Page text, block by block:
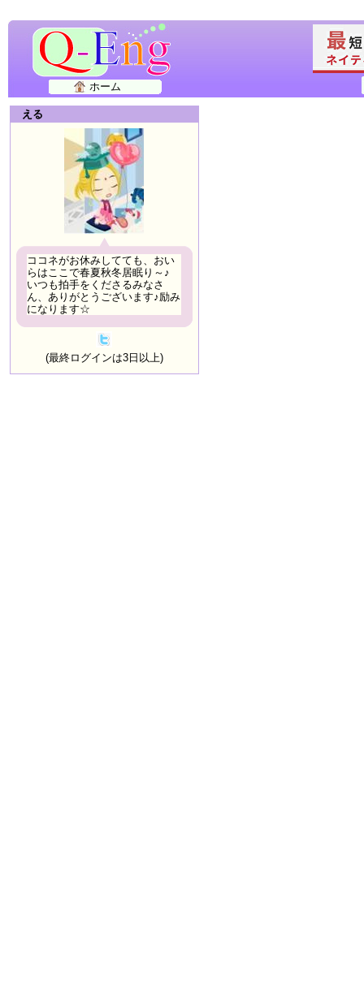
ホーム
える
ココネがお休みしてても、おい
らはここで春夏秋冬居眠り～♪
いつも拍手をくださるみなさ
ん、ありがとうございます♪励み
になります☆
(最終ログインは3日以上)